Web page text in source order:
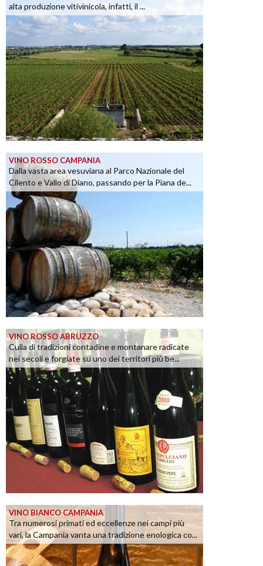
alta produzione vitivinicola, infatti, il ...
VINO ROSSO CAMPANIA
Dalla vasta area vesuviana al Parco Nazionale del
Cilento e Vallo di Diano, passando per la Piana de...
VINO ROSSO ABRUZZO
Culla di tradizioni contadine e montanare radicate
nei secoli e forgiate su uno dei territori più be...
VINO BIANCO CAMPANIA
Tra numerosi primati ed eccellenze nei campi più
vari, la Campania vanta una tradizione enologica co...